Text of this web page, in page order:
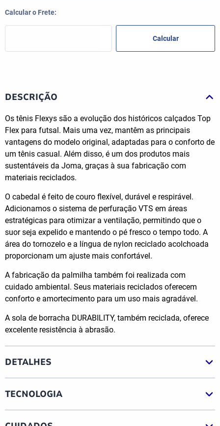
DESCRIÇÃO
Os tênis Flexys são a evolução dos históricos calçados Top
Flex para futsal. Mais uma vez, mantêm as principais
vantagens do modelo original, adaptadas para o conforto de
um tênis casual. Além disso, é um dos produtos mais
sustentáveis da Joma, graças à sua fabricação com
materiais reciclados.
O cabedal é feito de couro flexível, durável e respirável.
Adicionamos o sistema de perfuração VTS em áreas
estratégicas para otimizar a ventilação, permitindo que o
suor seja expelido e mantendo o pé fresco o tempo todo. A
área do tornozelo e a língua de nylon reciclado acolchoada
proporcionam um ajuste mais confortável.
A fabricação da palmilha também foi realizada com
cuidado ambiental. Seus materiais reciclados oferecem
conforto e amortecimento para um uso mais agradável.
A sola de borracha DURABILITY, também reciclada, oferece
excelente resistência à abrasão.
DETALHES
TECNOLOGIA